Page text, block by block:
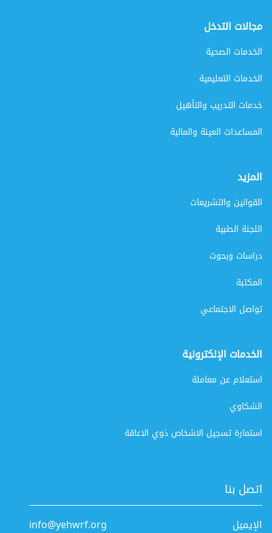
مجالات التدخل
الخدمات الصحية
الخدمات التعليمية
خدمات التدريب والتأهيل
المساعدات العينة والمالية
المزيد
القوانين والتشريعات
اللجنة الطبية
دراسات وبحوث
المكتبة
تواصل الاجتماعي
الخدمات الإلكترونية
استعلام عن معاملة
الشكاوي
استمارة تسجيل الاشخاص ذوي الاعاقة
اتصل بنا
الإيميل info@yehwrf.org